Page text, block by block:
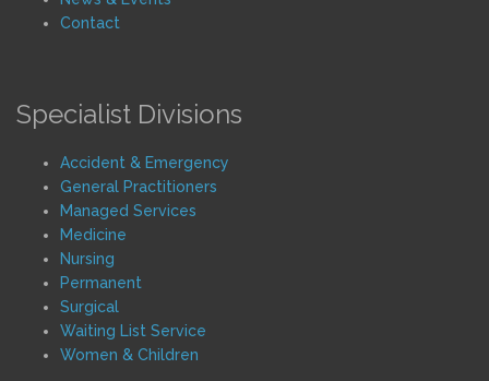
Contact
Specialist Divisions
Accident & Emergency
General Practitioners
Managed Services
Medicine
Nursing
Permanent
Surgical
Waiting List Service
Women & Children